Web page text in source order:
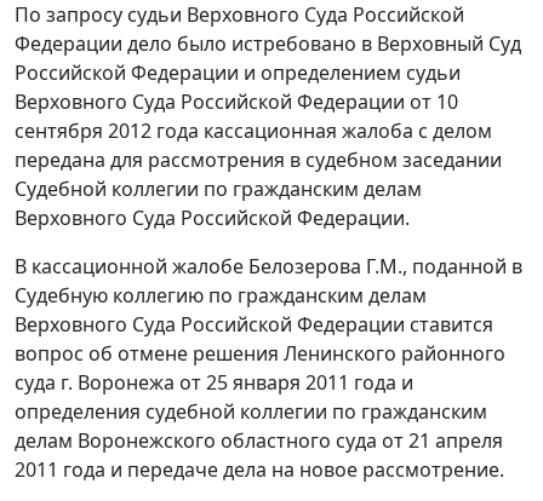
По запросу судьи Верховного Суда Российской
Федерации дело было истребовано в Верховный Суд
Российской Федерации и определением судьи
Верховного Суда Российской Федерации от 10
сентября 2012 года кассационная жалоба с делом
передана для рассмотрения в судебном заседании
Судебной коллегии по гражданским делам
Верховного Суда Российской Федерации.
В кассационной жалобе Белозерова Г.М., поданной в
Судебную коллегию по гражданским делам
Верховного Суда Российской Федерации ставится
вопрос об отмене решения Ленинского районного
суда г. Воронежа от 25 января 2011 года и
определения судебной коллегии по гражданским
делам Воронежского областного суда от 21 апреля
2011 года и передаче дела на новое рассмотрение.